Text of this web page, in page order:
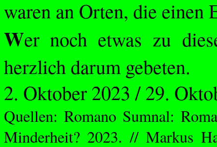
waren an Orten, die einen
Wer noch etwas zu
herzlich darum gebeten.
2. Oktober 2023 / 29.
Quellen: Romano Sumnal:
Minderheit? 2023. // Markus